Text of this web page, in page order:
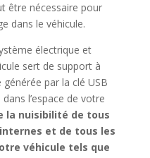
être nécessaire pour
dans le véhicule.
électrique et
sert de support à
par la clé USB
l’espace de votre
la nuisibilité de tous
et de tous les
véhicule tels que